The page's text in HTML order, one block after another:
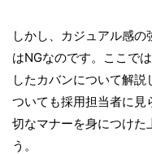
しかし、カジュアル感
はNGなのです。ここで
したカバンについて解
ついても採用担当者に見
切なマナーを身につけた
う。